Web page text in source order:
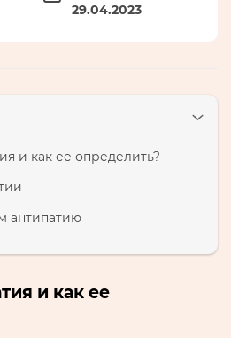
29.04.2023
и как ее определить?
антипатию
и как ее